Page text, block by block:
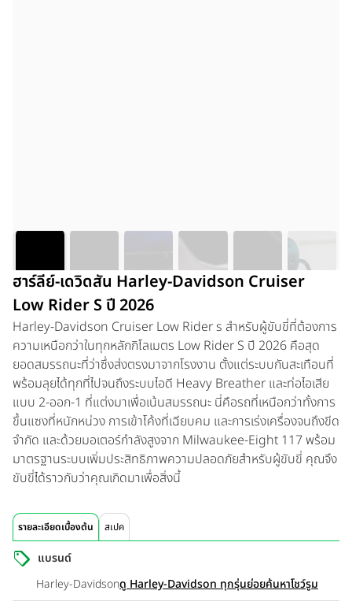
ฮาร์ลีย์-เดวิดสัน Harley-Davidson Cruiser
Low Rider S ปี 2026
Harley-Davidson Cruiser Low Rider s สำหรับผู้ขับขี่ที่ต้องการ
ความเหนือกว่าในทุกหลักกิโลเมตร Low Rider S ปี 2026 คือสุด
ยอดสมรรถนะที่ว่าซึ่งส่งตรงมาจากโรงงาน ตั้งแต่ระบบกันสะเทือนที่
พร้อมลุยได้ทุกที่ไปจนถึงระบบไอดี Heavy Breather และท่อไอเสีย
แบบ 2-ออก-1 ที่แต่งมาเพื่อเน้นสมรรถนะ นี่คือรถที่เหนือกว่าทั้งการ
ขึ้นแซงที่หนักหน่วง การเข้าโค้งที่เฉียบคม และการเร่งเครื่องจนถึงขีด
จำกัด และด้วยมอเตอร์กำลังสูงจาก Milwaukee-Eight 117 พร้อม
มาตรฐานระบบเพิ่มประสิทธิภาพความปลอดภัยสำหรับผู้ขับขี่ คุณจึง
ขับขี่ได้ราวกับว่าคุณเกิดมาเพื่อสิ่งนี้
รายละเอียดเบื้องต้น สเปค
แบรนด์
Harley-Davidsonดู Harley-Davidson ทุกรุ่นย่อยค้นหาโชว์รูม